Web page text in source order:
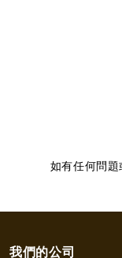
如有任何問
我們的公司